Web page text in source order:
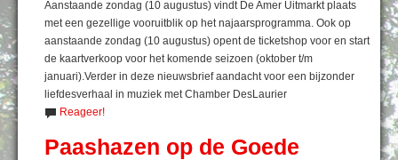
Aanstaande zondag (10 augustus) vindt De Amer Uitmarkt plaats
met een gezellige vooruitblik op het najaarsprogramma. Ook op
aanstaande zondag (10 augustus) opent de ticketshop voor en start
de kaartverkoop voor het komende seizoen (oktober t/m
januari).Verder in deze nieuwsbrief aandacht voor een bijzonder
liefdesverhaal in muziek met Chamber DesLaurier
Reageer!
Paashazen op de Goede